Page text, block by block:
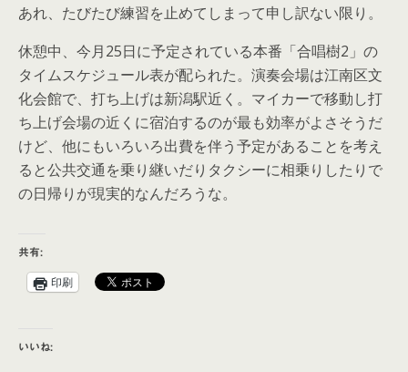
あれ、たびたび練習を止めてしまって申し訳ない限り。
休憩中、今月25日に予定されている本番「合唱樹2」の
タイムスケジュール表が配られた。演奏会場は江南区文
化会館で、打ち上げは新潟駅近く。マイカーで移動し打
ち上げ会場の近くに宿泊するのが最も効率がよさそうだ
けど、他にもいろいろ出費を伴う予定があることを考え
ると公共交通を乗り継いだりタクシーに相乗りしたりで
の日帰りが現実的なんだろうな。
共有:
印刷
いいね: